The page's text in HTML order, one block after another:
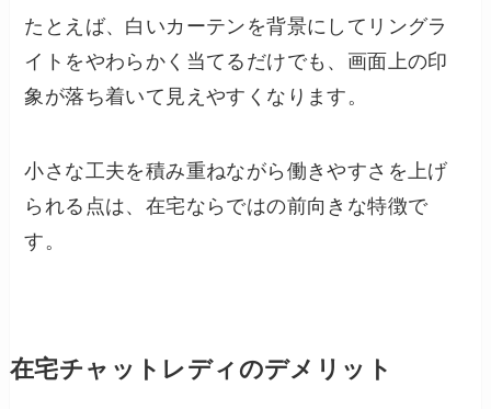
たとえば、白いカーテンを背景にしてリングラ
イトをやわらかく当てるだけでも、画面上の印
象が落ち着いて見えやすくなります。
小さな工夫を積み重ねながら働きやすさを上げ
られる点は、在宅ならではの前向きな特徴で
す。
在宅チャットレディのデメリット